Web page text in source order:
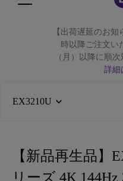
【出荷遅延のお
時以降ご注文い
（月）以降に順
詳細
EX3210U
【新品再生品】
リーズ 4K